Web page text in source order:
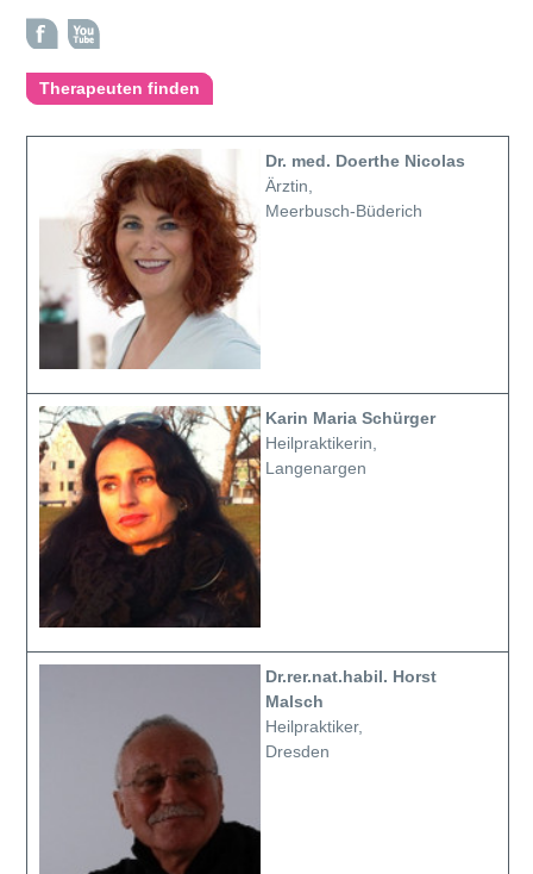
Therapeuten finden
Dr. med. Doerthe Nicolas
Ärztin,
Meerbusch-Büderich
Karin Maria Schürger
Heilpraktikerin,
Langenargen
Dr.rer.nat.habil. Horst
Malsch
Heilpraktiker,
Dresden